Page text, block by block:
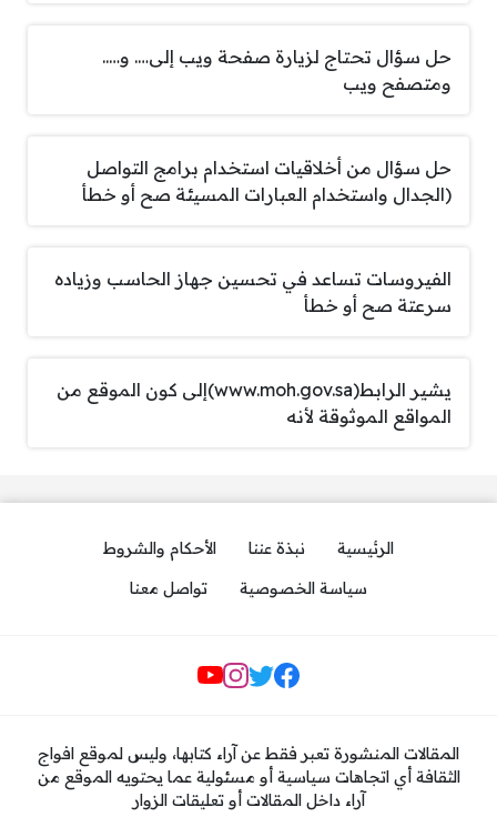
حل سؤال تحتاج لزيارة صفحة ويب إلى…. و…..
ومتصفح ويب
حل سؤال من أخلاقيات استخدام برامج التواصل
(الجدال واستخدام العبارات المسيئة صح أو خطأ
الفيروسات تساعد في تحسين جهاز الحاسب وزياده
سرعتة صح أو خطأ
يشير الرابط(www.moh.gov.sa)إلى كون الموقع من
المواقع الموثوقة لأنه
الرئيسية نبذة عننا
الأحكام والشروط
سياسة الخصوصية
تواصل معنا
مواقع التواصل
المقالات المنشورة تعبر فقط عن آراء كتابها، وليس لموقع افواج
الثقافة أي اتجاهات سياسية أو مسئولية عما يحتويه الموقع من
آراء داخل المقالات أو تعليقات الزوار